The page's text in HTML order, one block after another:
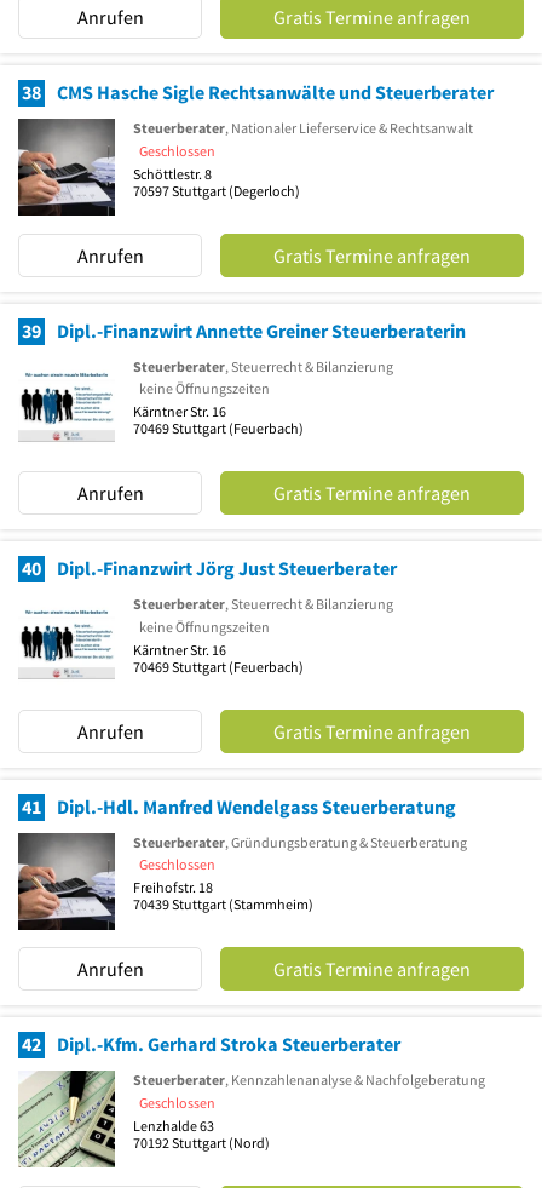
Anrufen Gratis Termine anfragen
38 CMS Hasche Sigle Rechtsanwälte und Steuerberater
Steuerberater, Nationaler Lieferservice & Rechtsanwalt
Geschlossen
Schöttlestr. 8
70597Stuttgart (Degerloch)
Anrufen Gratis Termine anfragen
39 Dipl.-Finanzwirt Annette Greiner Steuerberaterin
Steuerberater, Steuerrecht & Bilanzierung
keine Öffnungszeiten
Kärntner Str. 16
70469Stuttgart (Feuerbach)
Anrufen Gratis Termine anfragen
40 Dipl.-Finanzwirt Jörg Just Steuerberater
Steuerberater, Steuerrecht & Bilanzierung
keine Öffnungszeiten
Kärntner Str. 16
70469Stuttgart (Feuerbach)
Anrufen Gratis Termine anfragen
41 Dipl.-Hdl. Manfred Wendelgass Steuerberatung
Steuerberater, Gründungsberatung & Steuerberatung
Geschlossen
Freihofstr. 18
70439Stuttgart (Stammheim)
Anrufen Gratis Termine anfragen
42 Dipl.-Kfm. Gerhard Stroka Steuerberater
Steuerberater, Kennzahlenanalyse & Nachfolgeberatung
Geschlossen
Lenzhalde 63
70192 Stuttgart (Nord)